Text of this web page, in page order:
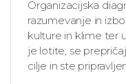
Organizacijska
razumevanje in
kulture in klime ter
je lotite, se
cilje in ste